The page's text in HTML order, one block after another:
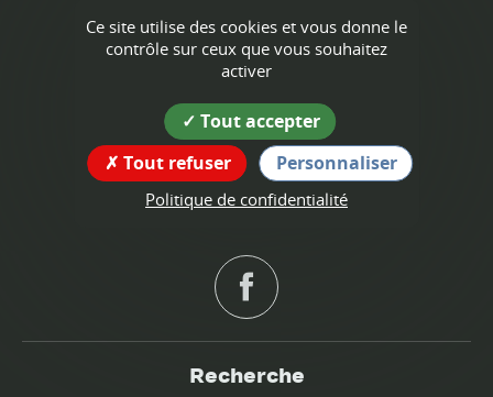
Coordonnées
de la mairie
38470 L'ALBENC
tél : 04 76 64 74 16
mairie@albenc.fr
Recherche
Ce site utilise des cookies et vous donne le
contrôle sur ceux que vous souhaitez
activer
Tout accepter
Tout refuser
Personnaliser
Politique de confidentialité